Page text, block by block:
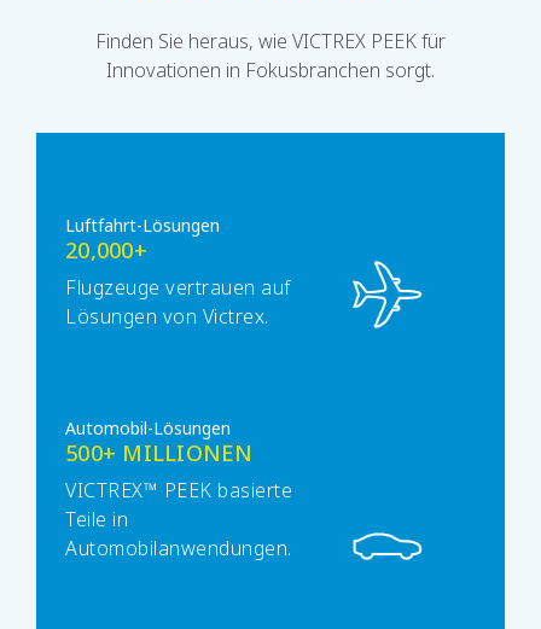
Finden Sie heraus, wie VICTREX PEEK für
Innovationen in Fokusbranchen sorgt.
Luftfahrt-Lösungen
20,000+
Flugzeuge vertrauen auf
Lösungen von Victrex.
Automobil-Lösungen
500+ MILLIONEN
VICTREX™ PEEK basierte
Teile in
Automobilanwendungen.